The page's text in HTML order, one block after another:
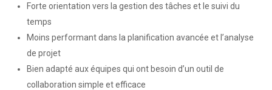
Forte orientation vers la gestion des tâches et le suivi du
temps
Moins performant dans la planification avancée et l’analyse
de projet
Bien adapté aux équipes qui ont besoin d’un outil de
collaboration simple et efficace